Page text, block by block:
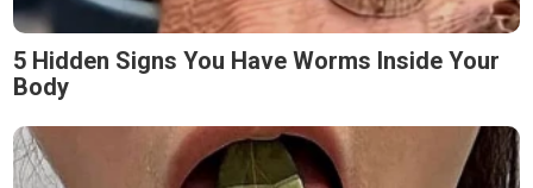
5 Hidden Signs You Have Worms Inside Your
Body